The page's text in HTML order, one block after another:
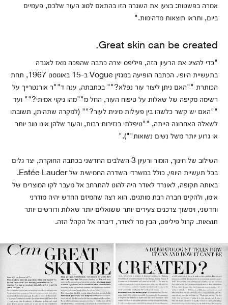
אמרה בפשטות: בצעו את השגרה הזו בהתאם לסוג העור שלכם, פעמיים
ביום, ותראו תוצאות מדהימות."
Great skin can be created.
"כדי להציג את הרעיון הזה, פיליפס יצרה כתבה שהפכה מאז לאגדה
בתעשיית היופי. הכתבה הופיעה במגזין Vogue ב-15 באוגוסט 1967, תחת
הכותרת ""האם ניתן ליצור עור נפלא?"" בכתבתה, ענה ד""ר אורנטרייך על
רשימה מקיפה של שאלות על טיפוח העור, החל מ""מהו ניקוי אמיתי?"" ועד
""האם יש קשר כלשהו בין פעילות מינית לעור?"" (למקרה שתהיתן, תשובתו
לשאלה האחרונה הייתה, ""טיפלתי בנזירות רבות, והעור שלהן אינו טוב יותר
או גרוע יותר משל נשים נשואות"")."
השילוב של חינוך, הומור ורעיון 3 השלבים החדשני בכתבה החוקרת, יצר גלים
בכל תעשיית היופי, כולל במשרדי השדרה החמישית של Estée Lauder.
באותה תקופה, לאונרד לאודר היה להוט להתרחב אל מעבר לקו המוצרים של
אימו, ולהקים חברה רבת מותגים. הוא רצה שהמיזם החדש יהיה מודרני
וחדשני, וימשוך צרכנים צעירים יותר ששואלים יותר שאלות ודורשים יותר
תוצאות. קרול פיליפס, הבין מר לאודר, דיברה אל הקהל הזה.